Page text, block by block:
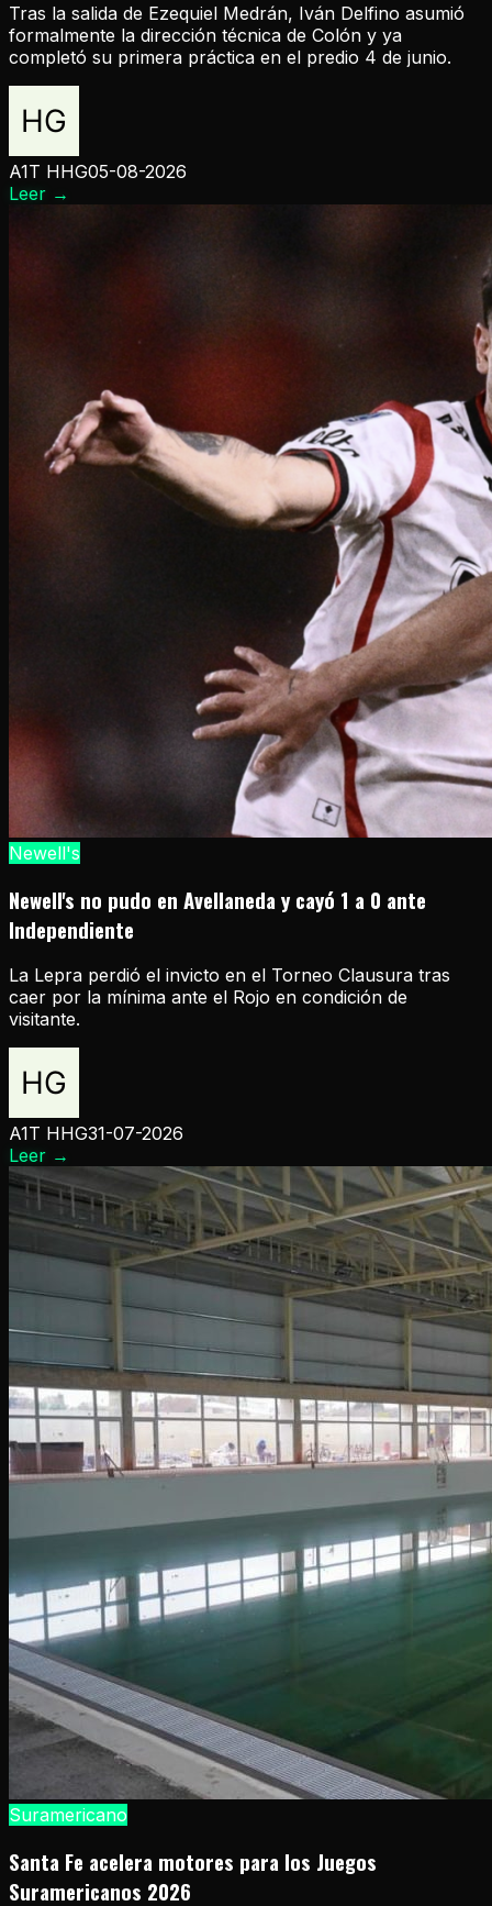
Tras la salida de Ezequiel Medrán, Iván Delfino asumió
formalmente la dirección técnica de Colón y ya
completó su primera práctica en el predio 4 de junio.
A1T HHG05-08-2026
Leer →
Newell's
Newell's no pudo en Avellaneda y cayó 1 a 0 ante
Independiente
La Lepra perdió el invicto en el Torneo Clausura tras
caer por la mínima ante el Rojo en condición de
visitante.
A1T HHG31-07-2026
Leer →
Suramericano
Santa Fe acelera motores para los Juegos
Suramericanos 2026